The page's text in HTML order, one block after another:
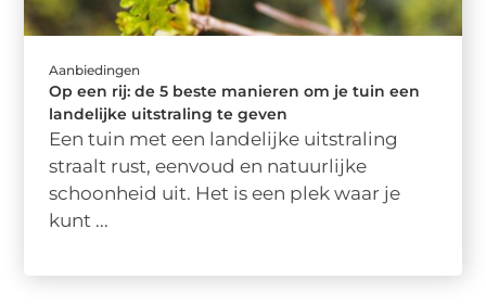
Aanbiedingen
Op een rij: de 5 beste manieren om je tuin een
landelijke uitstraling te geven
Een tuin met een landelijke uitstraling
straalt rust, eenvoud en natuurlijke
schoonheid uit. Het is een plek waar je
kunt ...